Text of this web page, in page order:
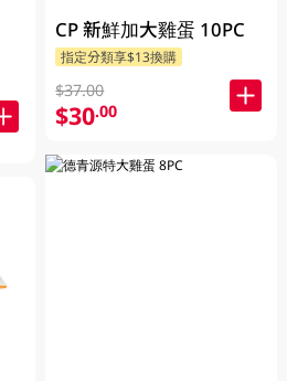
CP 新鮮加大雞蛋 10PC
指定分類享$13換購
$37.00
$30.00